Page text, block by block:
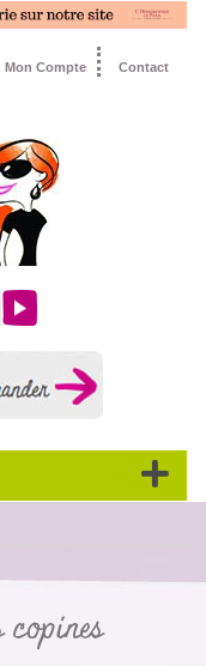
Contact
Mon Compte
copines